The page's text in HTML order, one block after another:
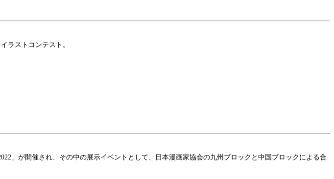
ラストコンテスト。
」が開催され、その中の展示イベントとして、日本漫画家協会の九州ブロックと中国ブロックによる合